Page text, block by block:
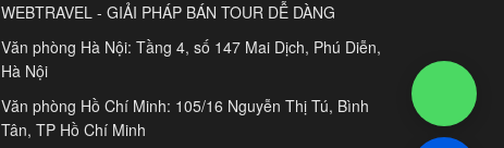
WEBTRAVEL - GIẢI PHÁP BÁN TOUR DỄ DÀNG
Văn phòng Hà Nội: Tầng 4, số 147 Mai Dịch, Phú Diễn,
Hà Nội
Văn phòng Hồ Chí Minh: 105/16 Nguyễn Thị Tú, Bình
Tân, TP Hồ Chí Minh